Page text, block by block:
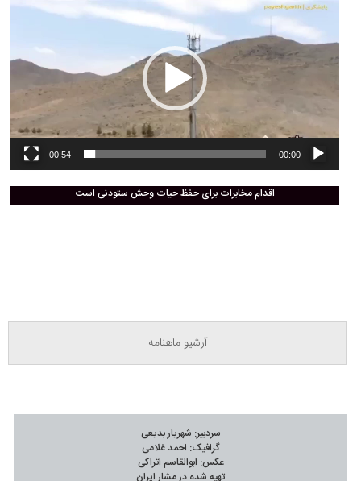
ویدیو
00:00
00:54
اقدام مخابرات برای حفظ حیات وحش ستودنی است
آرشیو ماهنامه‌
سردبیر: شهریار بدیعی
گرافیک: احمد غلامی
عکس: ابوالقاسم اتراکی
تهیه شده در مشار ایران